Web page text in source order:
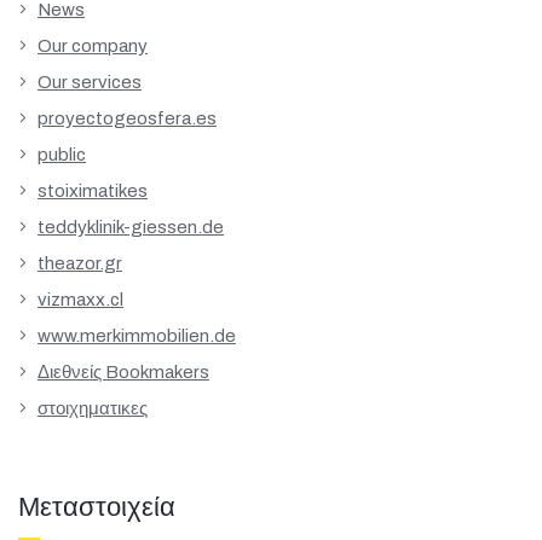
News
Our company
Our services
proyectogeosfera.es
public
stoiximatikes
teddyklinik-giessen.de
theazor.gr
vizmaxx.cl
www.merkimmobilien.de
Διεθνείς Bookmakers
στοιχηματικες
Μεταστοιχεία